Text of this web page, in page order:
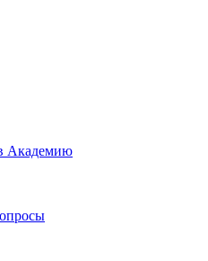
Академию